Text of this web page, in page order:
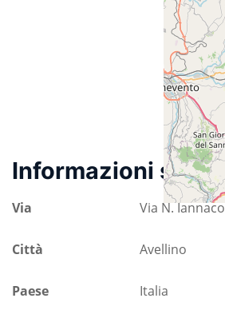
Informazioni sulla
Via Via N.
Città Avellino
Paese Italia